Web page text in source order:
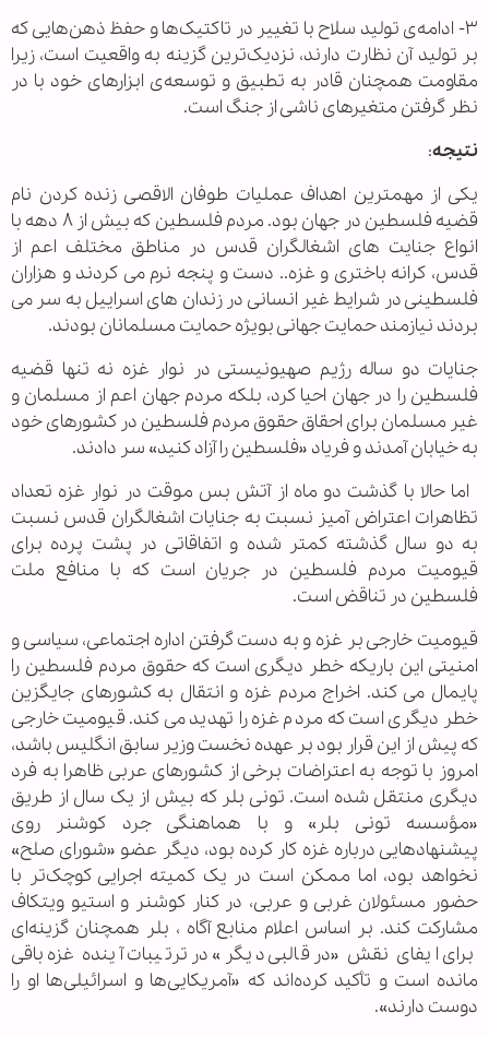
۳- ادامه‌ی تولید سلاح با تغییر در تاکتیک‌ها و حفظ ذهن‌هایی که
بر تولید آن نظارت دارند، نزدیک‌ترین گزینه به واقعیت است، زیرا
مقاومت همچنان قادر به تطبیق و توسعه‌ی ابزارهای خود با در
نظر گرفتن متغیرهای ناشی از جنگ است.
نتیجه:
یکی از مهمترین اهداف عملیات طوفان الاقصی زنده کردن نام
قضیه فلسطین در جهان بود. مردم فلسطین که بیش از ۸ دهه با
انواع جنایت های اشغالگران قدس در مناطق مختلف اعم از
قدس، کرانه باختری و غزه.. دست و پنجه نرم می کردند و هزاران
فلسطینی در شرایط غیر انسانی در زندان های اسراییل به سر می
بردند نیازمند حمایت جهانی بویژه حمایت مسلمانان بودند.
جنایات دو ساله رژیم صهیونیستی در نوار غزه نه تنها قضیه
فلسطین را در جهان احیا کرد، بلکه مردم جهان اعم از مسلمان و
غیر مسلمان برای احقاق حقوق مردم فلسطین در کشورهای خود
به خیابان آمدند و فریاد «فلسطین را آزاد کنید» سر دادند.
اما حالا با گذشت دو ماه از آتش بس موقت در نوار غزه تعداد
تظاهرات اعتراض آمیز نسبت به جنایات اشغالگران قدس نسبت
به دو سال گذشته کمتر شده و اتفاقاتی در پشت پرده برای
قیومیت مردم فلسطین در جریان است که با منافع ملت
فلسطین در تناقض است.
قیومیت خارجی بر غزه و به دست گرفتن اداره اجتماعی، سیاسی و
امنیتی این باریکه خطر دیگری است که حقوق مردم فلسطین را
پایمال می کند. اخراج مردم غزه و انتقال به کشورهای جایگزین
خطر دیگری است که مردم غزه را تهدید می کند. قیومیت خارجی
که پیش از این قرار بود بر عهده نخست وزیر سابق انگلیس باشد،
امروز با توجه به اعتراضات برخی از کشورهای عربی ظاهرا به فرد
دیگری منتقل شده است. تونی بلر که بیش از یک سال از طریق
«مؤسسه تونی بلر» و با هماهنگی جرد کوشنر روی
پیشنهادهایی درباره غزه کار کرده بود، دیگر عضو «شورای صلح»
نخواهد بود، اما ممکن است در یک کمیته اجرایی کوچک‌تر با
حضور مسئولان غربی و عربی، در کنار کوشنر و استیو ویتکاف
مشارکت کند. بر اساس اعلام منابع آگاه ، بلر همچنان گزینه‌ای
برای ایفای نقش «در قالبی دیگر» در ترتیبات آینده غزه باقی
مانده است و تأکید کرده‌اند که «آمریکایی‌ها و اسرائیلی‌ها او را
دوست دارند».